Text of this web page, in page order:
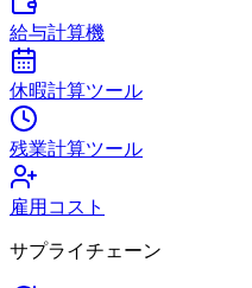
給与計算機
休暇計算ツール
残業計算ツール
雇用コスト
サプライチェーン